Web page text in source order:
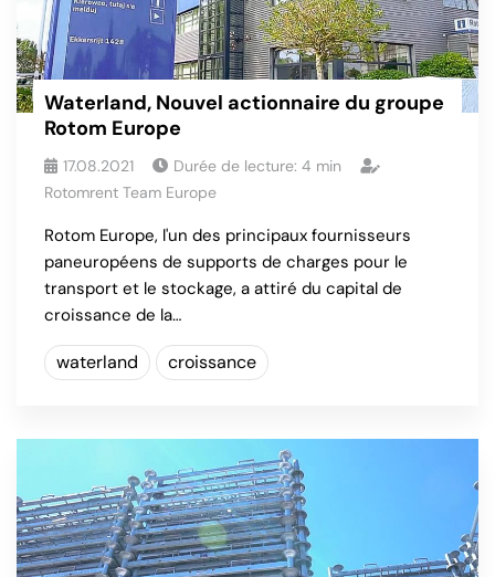
Waterland, Nouvel actionnaire du groupe
Rotom Europe
17.08.2021 Durée de lecture: 4 min
Rotomrent Team Europe
Rotom Europe, l'un des principaux fournisseurs
paneuropéens de supports de charges pour le
transport et le stockage, a attiré du capital de
croissance de la…
waterland croissance